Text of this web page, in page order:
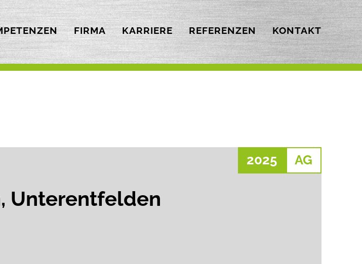
FIRMA KARRIERE REFERENZEN KONTAKT
2025 AG
Unterentfelden